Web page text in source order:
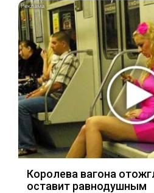
Королева вагона
оставит равнодушным